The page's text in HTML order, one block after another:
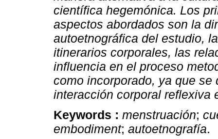
científica hegemónica. Los
aspectos abordados son la
autoetnográfica del estudio,
itinerarios corporales, las
influencia en el proceso
como incorporado, ya que
interacción corporal reflexiva
Keywords : menstruación;
embodiment; autoetnografía.